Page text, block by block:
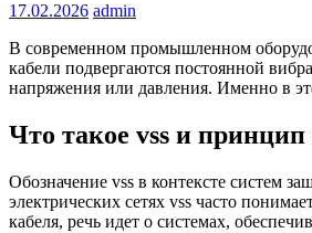
17.02.2026 admin
В современном промышленном
кабели подвергаются постоянной
напряжения или давления. Именно в
Что такое vss и принцип
Обозначение vss в контексте систем
электрических сетях vss часто
кабеля, речь идет о системах,